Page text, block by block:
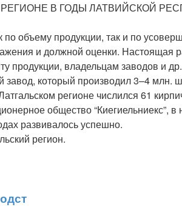
В ГОДЫ ЛАТВИЙСКОЙ
объему продукции, так и по
и должной оценки.
продукции, владельцам заводов
который производил 3–4 млн.
регионе числился 61
общество “Киегиельниекс”,
развивалось успешно.
регион.